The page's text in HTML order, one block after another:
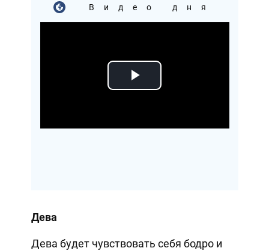
Видео дня
Play
Дева
Дева будет чувствовать себя бодро и